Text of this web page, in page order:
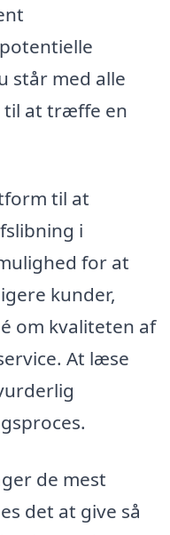
står med alle
til at træffe en
til at
i
for at
kunder,
om kvaliteten af
At læse
de mest
det at give så